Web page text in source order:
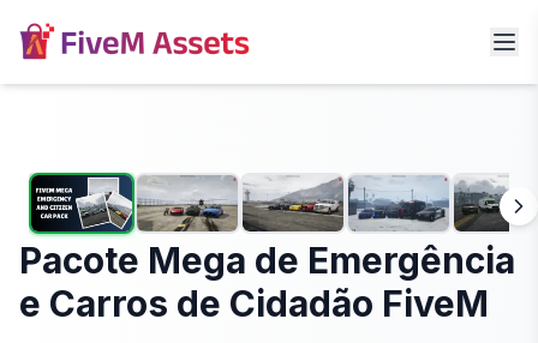
Pacote Mega de Emergência
e Carros de Cidadão FiveM